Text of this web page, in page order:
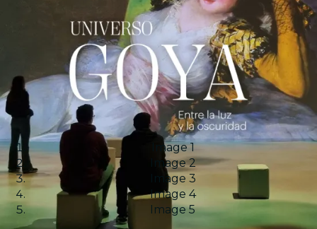
Image 1
Image 2
Image 3
Image 4
Image 5